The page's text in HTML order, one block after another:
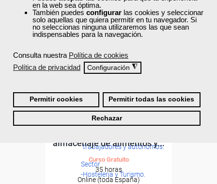
en la web sea óptima.
También puedes configurar las cookies y seleccionar
solo aquellas que quiera permitir en tu navegador. Si
no seleccionas ninguna utilizaremos las que sean
indispensables para la navegación.
Consulta nuestra Política de cookies
Política de privacidad
Configuración ◮
Permitir cookies Permitir todas las cookies
Rechazar
Formación 100%
subvencionada.
trabajadores y autónomos.
Sector
-Hosteleria y Turismo.
Cursos Femxa
Logística en bar:
almacenaje de alimentos y...
Curso Gratuito
35 horas
Online (toda España)